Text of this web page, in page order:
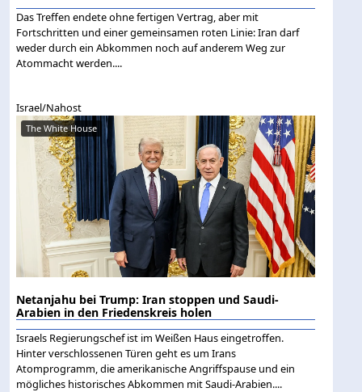
Das Treffen endete ohne fertigen Vertrag, aber mit
Fortschritten und einer gemeinsamen roten Linie: Iran darf
weder durch ein Abkommen noch auf anderem Weg zur
Atommacht werden....
Israel/Nahost
The White House
Netanjahu bei Trump: Iran stoppen und Saudi-
Arabien in den Friedenskreis holen
Israels Regierungschef ist im Weißen Haus eingetroffen.
Hinter verschlossenen Türen geht es um Irans
Atomprogramm, die amerikanische Angriffspause und ein
mögliches historisches Abkommen mit Saudi-Arabien....